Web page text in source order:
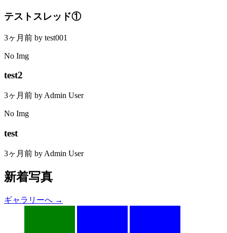
テストスレッド①
3ヶ月前 by test001
No Img
test2
3ヶ月前 by Admin User
No Img
test
3ヶ月前 by Admin User
新着写真
ギャラリーへ →